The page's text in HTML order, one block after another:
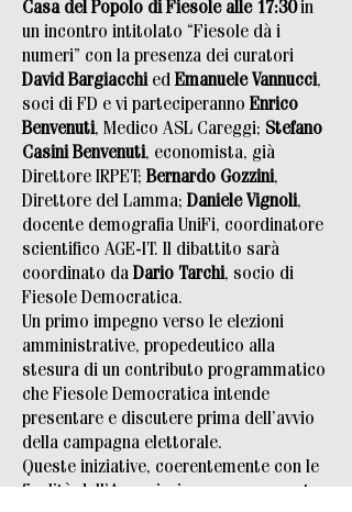
Casa del Popolo di Fiesole alle 17:30in
un incontro intitolato “Fiesole dà i
numeri” con la presenza dei curatori
David Bargiacchi ed Emanuele Vannucci,
soci di FD e vi parteciperanno Enrico
Benvenuti, Medico ASL Careggi; Stefano
Casini Benvenuti, economista, già
Direttore IRPET; Bernardo Gozzini,
Direttore del Lamma; Daniele Vignoli,
docente demografia UniFi, coordinatore
scientifico AGE-IT. Il dibattito sarà
coordinato da Dario Tarchi, socio di
Fiesole Democratica.
Un primo impegno verso le elezioni
amministrative, propedeutico alla
stesura di un contributo programmatico
che Fiesole Democratica intende
presentare e discutere prima dell’avvio
della campagna elettorale.
Queste iniziative, coerentemente con le
finalità dell’Associazione, sono assunte